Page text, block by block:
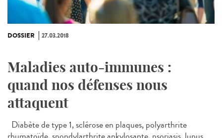
DOSSIER 27.03.2018
Maladies auto-immunes :
quand nos défenses nous
attaquent
Diabète de type 1, sclérose en plaques, polyarthrite